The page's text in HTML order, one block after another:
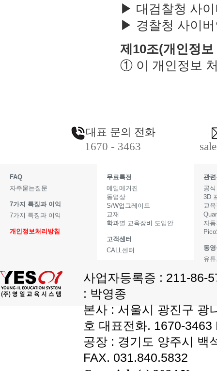
▶ 대검찰청 사이
▶ 경찰청 사이버
제10조(개인정
① 이 개인정보
대표 문의 전화
1670 - 3463
FAQ
자주묻는질문
7가지 특징과 이익
7가지 특징과 이익
개인정보처리방침
무료특전
메일메거진
동영상
S/W업그레이드
교재
학과별 교육장비 도입안
고객센터
CALL센터
관
공
3D
교
자
동
유
사업자등록증 : 211-86-
: 박영종
본사 : 서울시 광진구 광
호 대표전화. 1670-
공장 : 경기도 양주시 백
FAX. 031.840.5832